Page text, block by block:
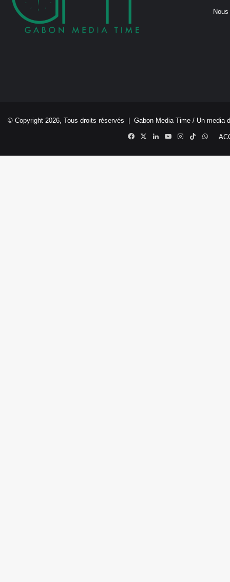
© Copyright 2026, Tous droits réservés | Gabon Media Time / Un media
Facebook
X LinkedinYouTubeInstagram
TikTok